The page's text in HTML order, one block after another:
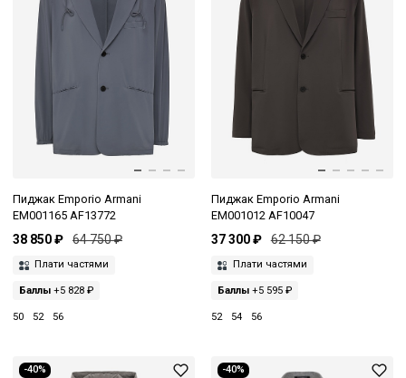
Пиджак Emporio Armani
EM001165 AF13772
38 850 ₽ 64 750 ₽
Плати частями
Баллы +5 828 ₽
50 52 56
Пиджак Emporio Armani
EM001012 AF10047
37 300 ₽ 62 150 ₽
Плати частями
Баллы+5 595 ₽
52 54 56
-40% -40%